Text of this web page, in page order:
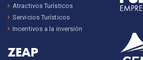
Atractivos Turísticos
Servicios Turísticos
Incentivos a la inversión
ZEAP